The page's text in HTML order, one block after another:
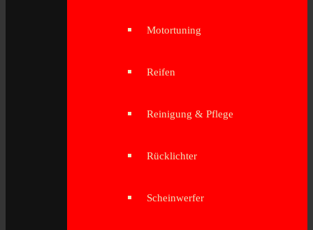
Motortuning
Reifen
Reinigung & Pflege
Rücklichter
Scheinwerfer